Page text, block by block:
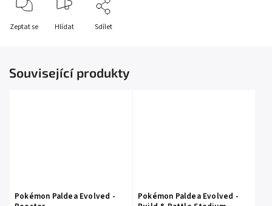
Zeptat se Hlídat Sdílet
Související produkty
Pokémon Paldea Evolved -
Pokémon Paldea Evolved -